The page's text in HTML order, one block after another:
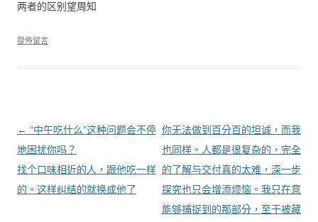
两者的区别望周知
發佈留言
文章導覽
← “中午吃什么”这种问题会不停
地困扰你吗？
找个口味相近的人，跟他吃一样
的。这样纠结的就换成他了
你无法做到百分百的坦诚，而我
也同样。人都是很复杂的，完全
的了解与交付真的太难，深一步
探究也只会增添烦恼。我只在意
能够捕捉到的那部分，至于被藏